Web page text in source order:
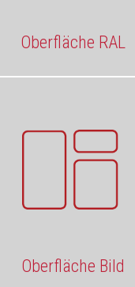
Oberfläche RAL
Oberfläche Bild